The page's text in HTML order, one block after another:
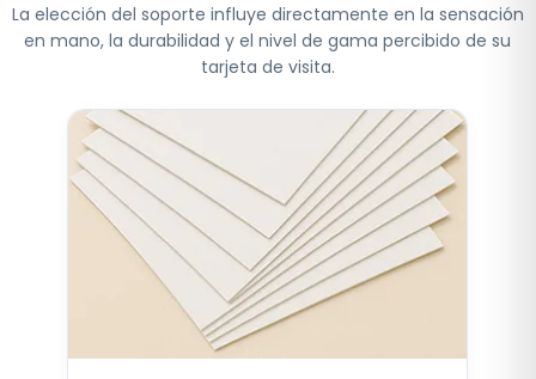
La elección del soporte influye directamente en la sensación
en mano, la durabilidad y el nivel de gama percibido de su
tarjeta de visita.